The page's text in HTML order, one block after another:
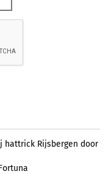
hattrick Rijsbergen door